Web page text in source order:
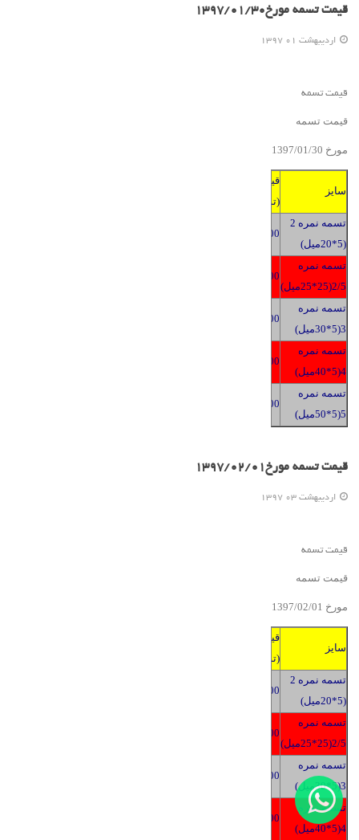
قیمت تسمه مورخ1397/01/30
ارديبهشت 01 1397
قیمت تسمه
قیمت تسمه
مورخ 139 7/01/30
سایز
قیمت
(تومان)
تسمه نمره 2
(5*20میل)
2400
تسمه نمره
2/5(25*25میل)
2400
تسمه نمره
3(5*30میل)
2400
تسمه نمره
4(5*40میل)
2400
تسمه نمره
5(5*50میل)
2400
قیمت تسمه مورخ1397/02/01
ارديبهشت 03 1397
قیمت تسمه
قیمت تسمه
مورخ 139 7/02/01
سایز
قیمت
(تومان)
تسمه نمره 2
(5*20میل)
2400
تسمه نمره
2/5(25*25میل)
2400
تسمه نمره
3(5*30میل)
2400
تسمه نمره
4(5*40میل)
2400